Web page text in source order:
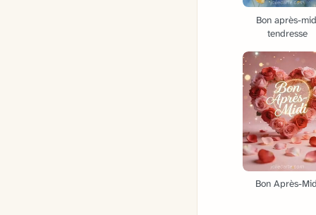
Bon après-
tendresse
Bon Après-